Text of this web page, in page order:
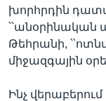
խորհրդին
՝՝անօրինական
Թեհրանի,
միջազգային
Ինչ